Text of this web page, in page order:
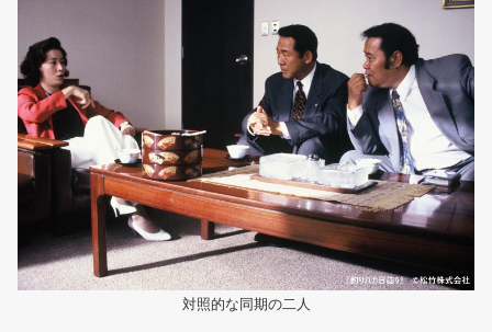
対照的な同期の二人